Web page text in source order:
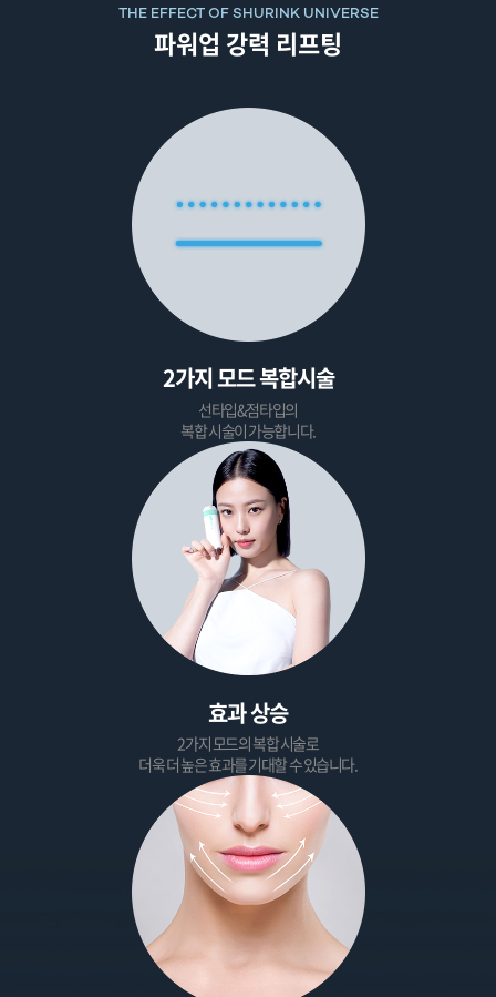
THE EFFECT OF SHURINK UNIVERSE
파워업 강력 리프팅
2가지 모드 복합시술
선타입&점타입의
복합 시술이 가능합니다.
효과 상승
2가지 모드의 복합 시술로
더욱 더 높은 효과를 기대할 수 있습니다.